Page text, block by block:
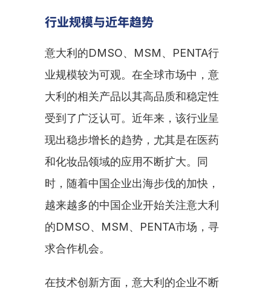
行业规模与近年趋势
意大利的DMSO、MSM、PENTA行
业规模较为可观。在全球市场中，意
大利的相关产品以其高品质和稳定性
受到了广泛认可。近年来，该行业呈
现出稳步增长的趋势，尤其是在医药
和化妆品领域的应用不断扩大。同
时，随着中国企业出海步伐的加快，
越来越多的中国企业开始关注意大利
的DMSO、MSM、PENTA市场，寻
求合作机会。
在技术创新方面，意大利的企业不断